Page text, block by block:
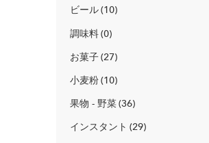
ビール 10
調味料 0
お菓子 27
小麦粉 10
果物 - 野菜 36
インスタント 29